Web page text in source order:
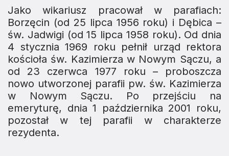
Jako wikariusz pracował w parafiach:
Borzęcin (od 25 lipca 1956 roku) i Dębica –
św. Jadwigi (od 15 lipca 1958 roku). Od dnia
4 stycznia 1969 roku pełnił urząd rektora
kościoła św. Kazimierza w Nowym Sączu, a
od 23 czerwca 1977 roku – proboszcza
nowo utworzonej parafii pw. św. Kazimierza
w Nowym Sączu. Po przejściu na
emeryturę, dnia 1 października 2001 roku,
pozostał w tej parafii w charakterze
rezydenta.